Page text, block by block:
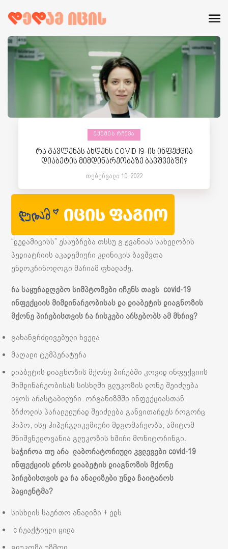
ᲔᲥᲘᲛᲘᲡ ᲠᲩᲔᲕᲐ
რა გავლენას ახდენს COVID 19-ის ინფექცია
დიაბეტის მიმდინარეობაზე ბავშვებში?
თებერვალი 10, 2022
“დედამიცისს” ესაუბრება თსსუ გ.ჟვანიას სახელობის
პედიატრიის აკადემიური კლინიკის ბავშვთა
ენდოკრინოლოგი მარიამ ფხალაძე.
რა საყურადღებო სიმპტომები იჩენს თავს covid-19
ინფექციის მიმდინარეობისას და დიაბეტის დიაგნოზის
მქონე პირებისთვის რა რისკები არსებობს ამ მხრივ?
გახანგრძლივებული ხველა
მაღალი ტემპერატურა
დიაბეტის დიაგნოზის მქონე პირებში კოვიდ ინფექციის
მიმდინარეობისას სისხლში გლუკოზის დონე შეიძლება
იყოს არასტაბილური. ორგანიზმში ინფექციასთან
ბრძოლის პარალელურად შეიძლება განვითარდეს როგორც
ჰიპო, ისე ჰიპერგლიკემიური მდგომარეობა, ამიტომ
მნიშვნელოვანია გლუკოზის ხშირი მონიტორინგი.
საჭიროა თუ არა ლაბორატორიული კვლევები covid-19
ინფექციის დროს დიაბეტის დიაგნოზის მქონე
პირებისთვის და რა ანალიზები უნდა ჩაიტაროს
პაციენტმა?
სისხლის საერთო ანალიზი + ედს
c რეაქტიული ცილა
გლუკოზა უზმოდ